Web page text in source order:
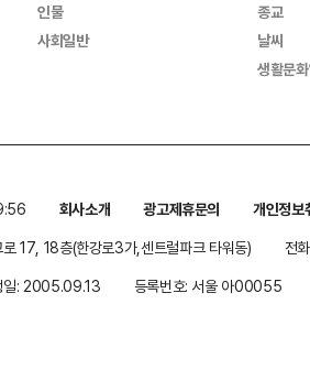
인물
사회일반
종교
날씨
생활문
회사소개 광고제휴문의
개인정보
17, 18층(한강로3가,센트럴파크 타워동)
전
일: 2005.09.13 등록번호: 서울 아00055